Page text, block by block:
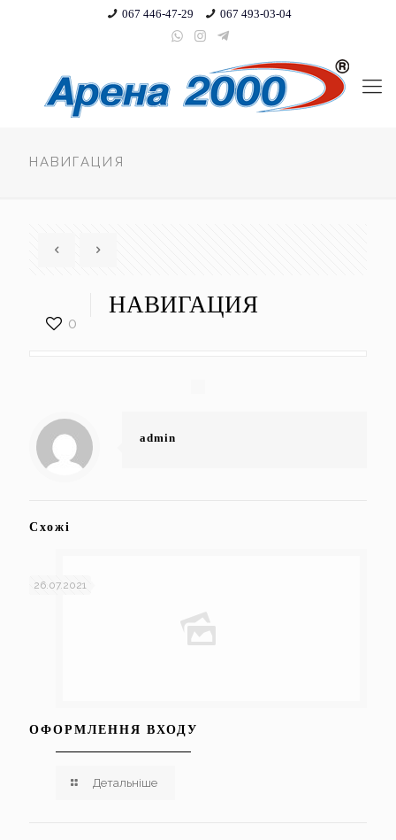
067 446-47-29 067 493-03-04
НАВИГАЦИЯ
0
НАВИГАЦИЯ
admin
Схожі
26.07.2021
ОФОРМЛЕННЯ ВХОДУ
Детальніше